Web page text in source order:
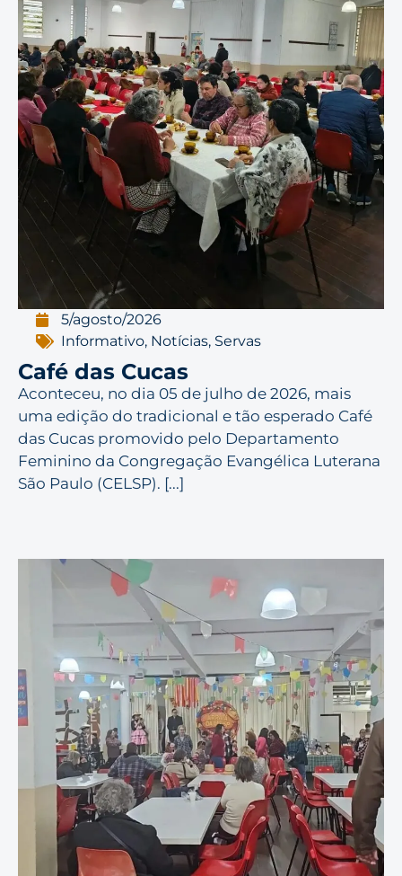
5/agosto/2026
Informativo, Notícias, Servas
Café das Cucas
Aconteceu, no dia 05 de julho de 2026, mais
uma edição do tradicional e tão esperado Café
das Cucas promovido pelo Departamento
Feminino da Congregação Evangélica Luterana
São Paulo (CELSP). [...]